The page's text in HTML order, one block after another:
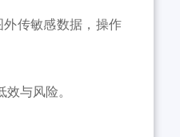
传敏感数据，操作
与风险。